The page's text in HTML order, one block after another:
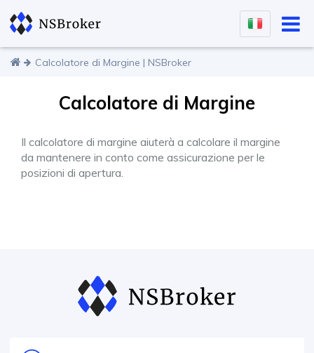
Calcolatore di Margine | NSBroker
Calcolatore di Margine
Il calcolatore di margine aiuterà a calcolare il margine
da mantenere in conto come assicurazione per le
posizioni di apertura.